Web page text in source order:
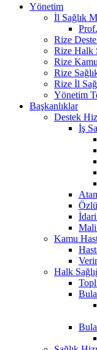
Yönetim
İl Sağlık
Rize
Rize Halk
Rize
Rize
Rize İl
Yönetim
Başkanlıklar
Destek
İş
Kamu
Halk